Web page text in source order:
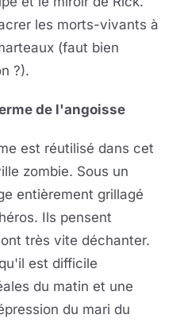
les morts-vivants à
(faut bien
?).
de l'angoisse
est réutilisé dans cet
zombie. Sous un
entièrement grillagé
Ils pensent
très vite déchanter.
est difficile
du matin et une
du mari du